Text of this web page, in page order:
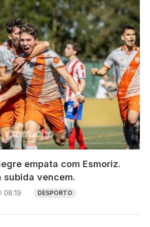
empata com Esmoriz.
subida vencem.
08:19 DESPORTO